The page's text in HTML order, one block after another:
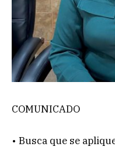
COMUNICADO
• Busca que se